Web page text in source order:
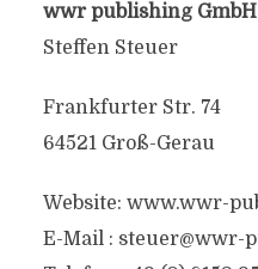
wwr publishing GmbH
Steffen Steuer
Frankfurter Str. 74
64521 Groß-Gerau
Website: www.wwr-
E-Mail : steuer@wwr-